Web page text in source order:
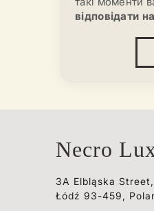
відповідати
побудована
Necro
3A Elbląska Street,
Łódź 93-459,